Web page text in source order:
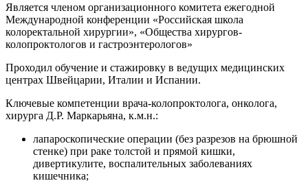
Является членом организационного комитета ежегодной
Международной конференции «Российская школа
колоректальной хирургии», «Общества хирургов-
колопроктологов и гастроэнтерологов»
Проходил обучение и стажировку в ведущих медицинских
центрах Швейцарии, Италии и Испании.
Ключевые компетенции врача-колопроктолога, онколога,
хирурга Д.Р. Маркарьяна, к.м.н.:
лапароскопические операции (без разрезов на брюшной
стенке) при раке толстой и прямой кишки,
дивертикулите, воспалительных заболеваниях
кишечника;